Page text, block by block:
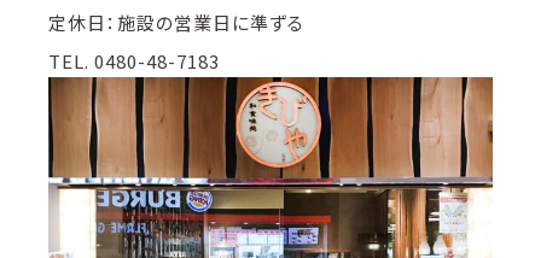
定休日：施設の営業日に準ずる
TEL. 0480-48-7183